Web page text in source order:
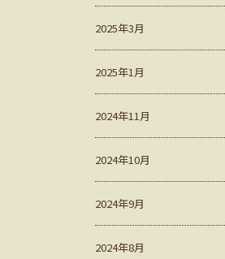
2025年3月
2025年1月
2024年11月
2024年10月
2024年9月
2024年8月